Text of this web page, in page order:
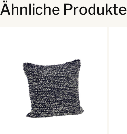
Ähnliche Produkte